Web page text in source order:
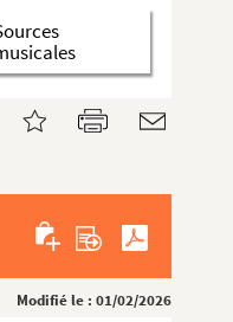
Modifié le : 01/02/2026